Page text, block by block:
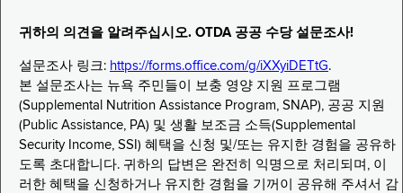
귀하의 의견을 알려주십시오. OTDA 공공 수당 설문조사!
설문조사 링크: https://forms.office.com/g/iXXyiDETtG.
본 설문조사는 뉴욕 주민들이 보충 영양 지원 프로그램
(Supplemental Nutrition Assistance Program, SNAP), 공공 지원
(Public Assistance, PA) 및 생활 보조금 소득(Supplemental
Security Income, SSI) 혜택을 신청 및/또는 유지한 경험을 공유하
도록 초대합니다. 귀하의 답변은 완전히 익명으로 처리되며, 이
러한 혜택을 신청하거나 유지한 경험을 기꺼이 공유해 주셔서 감